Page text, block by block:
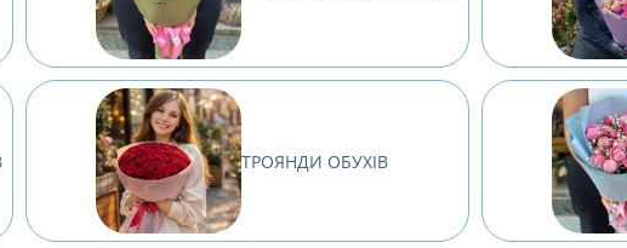
ТРОЯНДИ ОБУХІВ